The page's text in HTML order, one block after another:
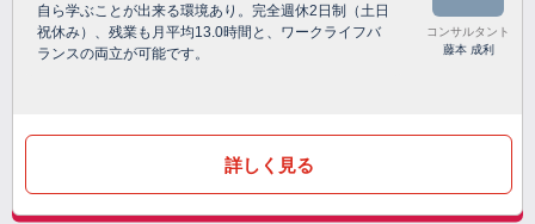
自ら学ぶことが出来る環境あり。完全週休2日制（土日
祝休み）、残業も月平均13.0時間と、ワークライフバ
ランスの両立が可能です。
コンサルタント
藤本 成利
詳しく見る